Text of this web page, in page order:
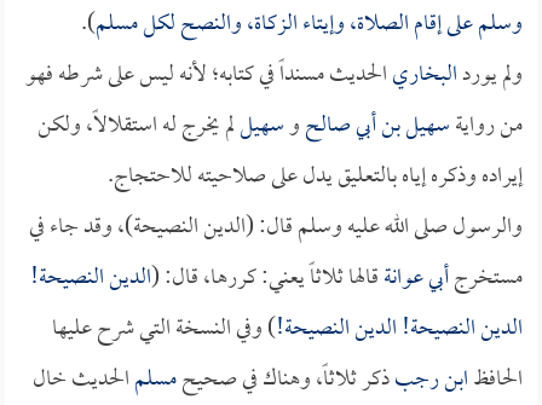
وسلم على إقام الصلاة، وإيتاء الزكاة، والنصح لكل مسلم).
ولم يوردالبخاريالحديث مسنداً في كتابه؛ لأنه ليس على شرطه فهو
من روايةسهيل بن أبي صالحوسهيللم يخرج له استقلالاً، ولكن
إيراده وذكره إياه بالتعليق يدل على صلاحيته للاحتجاج.
والرسول صلى الله عليه وسلم قال: (الدين النصيحة)، وقد جاء في
مستخرجأبي عوانةقالها ثلاثاً يعني: كررها، قال: (الدين النصيحة!
الدين النصيحة! الدين النصيحة!) وفي النسخة التي شرح عليها
الحافظابن رجبذكر ثلاثاً، وهناك في صحيحمسلمالحديث خال